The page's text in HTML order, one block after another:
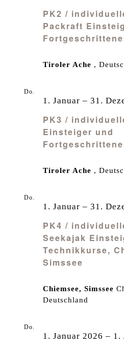
PK2 /
Packraft
Tiroler Ache ,
Do.
PK3 /
Einsteiger und
1. Januar – 31.
Tiroler Ache ,
Do.
PK4 /
Seekajak
Technikkurse,
Simssee
1. Januar – 31.
Chiemsee, Simssee
Deutschland
Do.
1. Januar 2026 – 1.